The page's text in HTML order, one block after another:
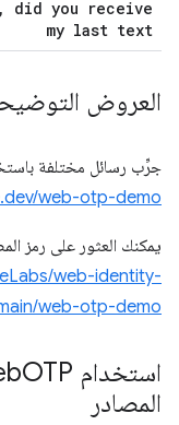
,
did you receive
my last text
العروض
جرِّب رسائل مختلفة
web-otp-demo
يمكنك العثور على رمز
web-identity-
web-otp-demo
استخدام Web
المصادر